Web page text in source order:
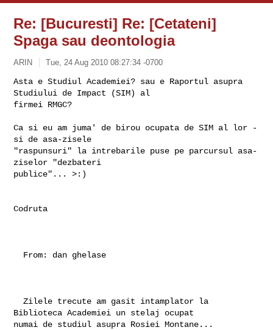
Re: [Bucuresti] Re: [Cetateni]
Spaga sau deontologia
ARIN Tue, 24 Aug 2010 08:27:34 -0700
Asta e Studiul Academiei? sau e Raportul asupra
Studiului de Impact (SIM) al
firmei RMGC?
Ca si eu am juma' de birou ocupata de SIM al lor -
si de asa-zisele
"raspunsuri" la intrebarile puse pe parcursul asa-
ziselor "dezbateri
publice"... >:)
Codruta
  Zilele trecute am gasit intamplator la
Biblioteca Academiei un stelaj ocupat
numai de studiul asupra Rosiei Montane...